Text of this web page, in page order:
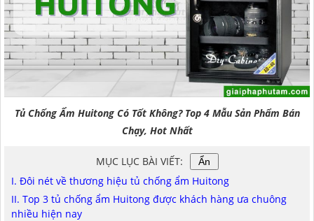
NAM ĐỊNH
QUẢNG NAM
HÀ NỘI
ĐỒNG THÁP
HÀ NAM
LÂM ĐỒNG
TUYÊN QUANG
Tủ Chống Ẩm Huitong Có Tốt Không? Top 4 Mẫu Sản Phẩm Bán
Chạy, Hot Nhất
MỤC LỤC BÀI VIẾT: Ẩn
I. Đôi nét về thương hiệu tủ chống ẩm Huitong
II. Top 3 tủ chống ẩm Huitong được khách hàng ưa chuông
nhiều hiện nay